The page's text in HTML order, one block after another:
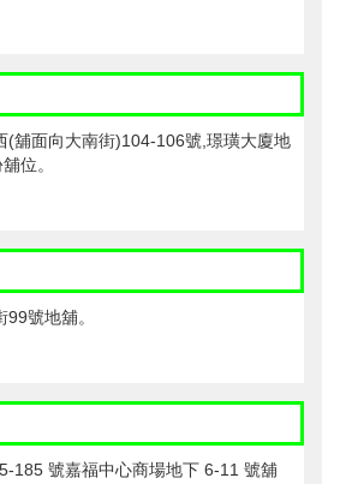
(舖面向大南街)104-106號,璟璜大廈地
位。
號地舖。
185 號嘉福中心商場地下 6-11 號舖